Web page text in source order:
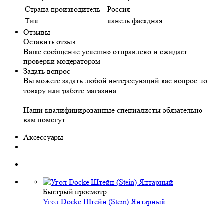
Страна производитель
Россия
Тип
панель фасадная
Отзывы
Оставить отзыв
Ваше сообщение успешно отправлено и ожидает
проверки модератором
Задать вопрос
Вы можете задать любой интересующий вас вопрос по
товару или работе магазина.
Наши квалифицированные специалисты обязательно
вам помогут.
Аксессуары
Быстрый просмотр
Угол Docke Штейн (Stein) Янтарный